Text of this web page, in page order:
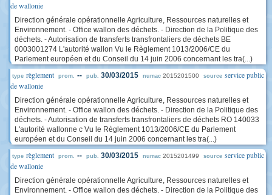
de wallonie
Direction générale opérationnelle Agriculture, Ressources naturelles et
Environnement. - Office wallon des déchets. - Direction de la Politique des
déchets. - Autorisation de transferts transfrontaliers de déchets BE
0003001274 L'autorité wallon Vu le Règlement 1013/2006/CE du
Parlement européen et du Conseil du 14 juin 2006 concernant les tra(...)
type règlement prom. -- pub. 30/03/2015 numac 2015201500 source service public
de wallonie
Direction générale opérationnelle Agriculture, Ressources naturelles et
Environnement. - Office wallon des déchets. - Direction de la Politique des
déchets. - Autorisation de transferts transfrontaliers de déchets RO 140033
L'autorité wallonne c Vu le Règlement 1013/2006/CE du Parlement
européen et du Conseil du 14 juin 2006 concernant les tra(...)
type règlement prom. -- pub. 30/03/2015 numac 2015201499 source service public
de wallonie
Direction générale opérationnelle Agriculture, Ressources naturelles et
Environnement. - Office wallon des déchets. - Direction de la Politique des